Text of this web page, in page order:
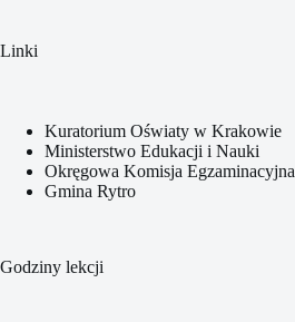
Linki
Kuratorium Oświaty w Krakowie
Ministerstwo Edukacji i Nauki
Okręgowa Komisja Egzaminacyjna
Gmina Rytro
Godziny lekcji